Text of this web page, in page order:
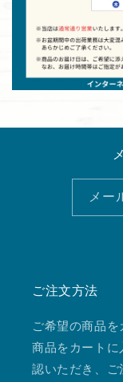
メー
ご注文方法
ご希望の商品を
商品をカート
認いただき、